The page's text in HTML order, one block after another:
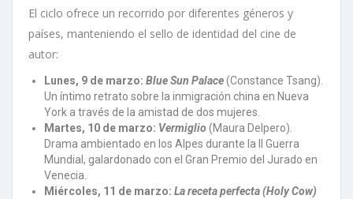
El ciclo ofrece un recorrido por diferentes géneros y
países, manteniendo el sello de identidad del cine de
autor:
Lunes, 9 de marzo: Blue Sun Palace(Constance Tsang).
Un íntimo retrato sobre la inmigración china en Nueva
York a través de la amistad de dos mujeres.
Martes, 10 de marzo: Vermiglio (Maura Delpero).
Drama ambientado en los Alpes durante la II Guerra
Mundial, galardonado con el Gran Premio del Jurado en
Venecia.
Miércoles, 11 de marzo: La receta perfecta (Holy Cow)